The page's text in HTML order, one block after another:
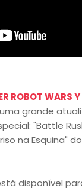
ROBOT WARS Y
grande
"Battle
na Esquina"
disponível